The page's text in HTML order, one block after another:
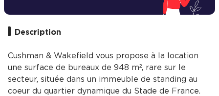
Description
Cushman & Wakefield vous propose à la location
une surface de bureaux de 948 m², rare sur le
secteur, située dans un immeuble de standing au
coeur du quartier dynamique du Stade de France.